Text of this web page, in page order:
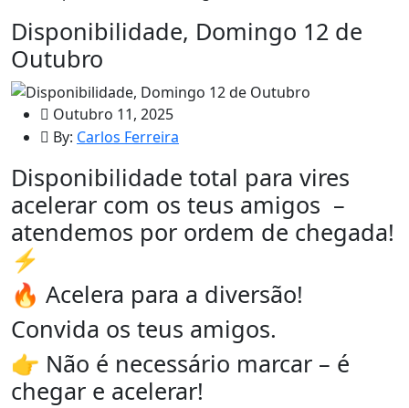
Disponibilidade, Domingo 12 de
Outubro
Outubro 11, 2025
By: Carlos Ferreira
Disponibilidade total para vires
acelerar com os teus amigos –
atendemos por ordem de chegada!
⚡
🔥 Acelera para a diversão!
Convida os teus amigos.
👉 Não é necessário marcar – é
chegar e acelerar!